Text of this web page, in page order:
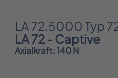
LA 72.5000 Typ
LA 72 - Captive
Axialkraft: 140 N